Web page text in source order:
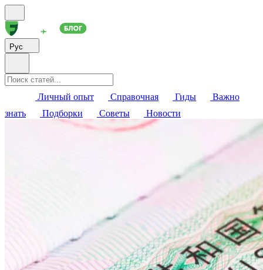
Рус
Личный опыт Справочная Гиды
Важно
знать
Подборки Советы Новости